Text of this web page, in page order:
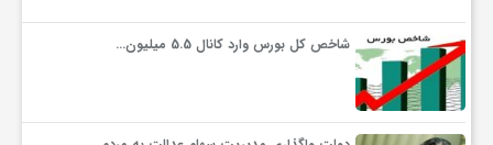
شاخص کل بورس وارد کانال 5.5 میلیون…